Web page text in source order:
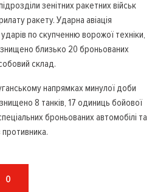
зенітних ракетних військ
ракету. Ударна авіація
по скупченню ворожої техніки,
близько 20 броньованих
склад.
напрямках минулої доби
8 танків, 17 одиниць бойової
броньованих автомобілі та
противника.
0